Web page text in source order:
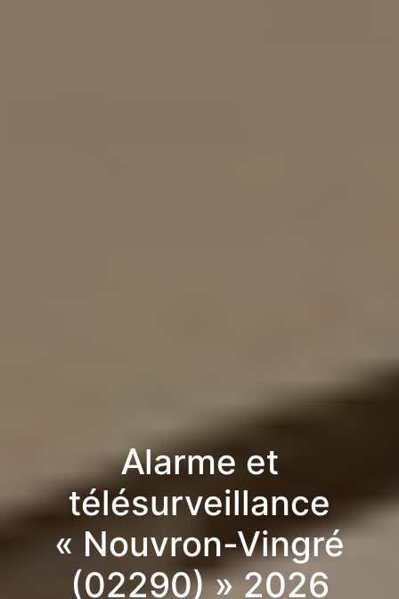
Alarme et
télésurveillance
« Nouvron-Vingré
(02290) » 2026